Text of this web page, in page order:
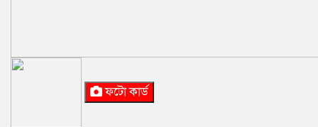
ফটো কার্ড